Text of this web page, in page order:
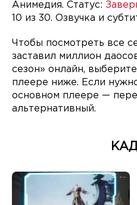
Анимедия. Статус:
10 из 30. Озвучка и
Чтобы посмотреть все
заставил миллион
сезон» онлайн,
плеере ниже. Если
основном плеере —
альтернативный.